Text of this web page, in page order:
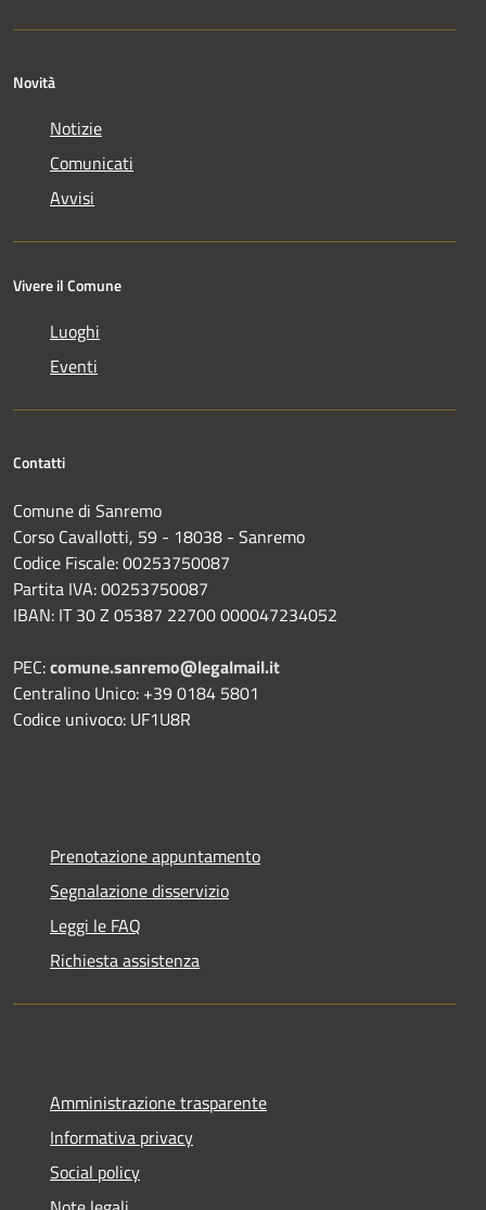
Novità
Notizie
Comunicati
Avvisi
Vivere il Comune
Luoghi
Eventi
Contatti
Comune di Sanremo
Corso Cavallotti, 59 - 18038 - Sanremo
Codice Fiscale: 00253750087
Partita IVA: 00253750087
IBAN: IT 30 Z 05387 22700 000047234052
PEC:comune.sanremo@legalmail.it
Centralino Unico: +39 0184 5801
Codice univoco: UF1U8R
Prenotazione appuntamento
Segnalazione disservizio
Leggi le FAQ
Richiesta assistenza
Amministrazione trasparente
Informativa privacy
Social policy